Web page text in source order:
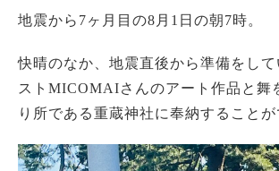
地震から7ヶ月目の8月1日の朝7時。
快晴のなか、地震直後から準備をして
ストMICOMAIさんのアート作品と舞
り所である重蔵神社に奉納することが